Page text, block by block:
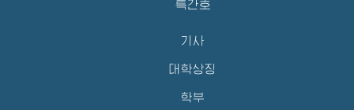
특간호
기사
대학상징
학부